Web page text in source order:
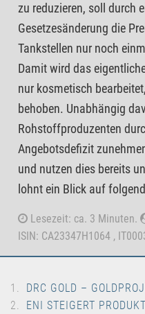
zu reduzieren, soll durch
Gesetzesänderung die
Tankstellen nur noch
Damit wird das
nur kosmetisch
behoben. Unabhängig
Rohstoffproduzenten
Angebotsdefizit
und nutzen dies bereits
lohnt ein Blick auf
Lesezeit: ca. 3 Minuten.
ISIN: CA23347H1064 ,
DRC GOLD –
ENI STEIGERT